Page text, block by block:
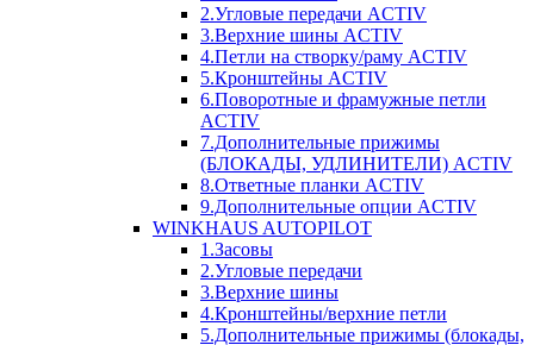
2.Угловые передачи ACTIV
3.Верхние шины ACTIV
4.Петли на створку/раму ACTIV
5.Кронштейны ACTIV
6.Поворотные и фрамужные петли
ACTIV
7.Дополнительные прижимы
(БЛОКАДЫ, УДЛИНИТЕЛИ) ACTIV
8.Ответные планки ACTIV
9.Дополнительные опции ACTIV
WINKHAUS AUTOPILOT
1.Засовы
2.Угловые передачи
3.Верхние шины
4.Кронштейны/верхние петли
5.Дополнительные прижимы (блокады,